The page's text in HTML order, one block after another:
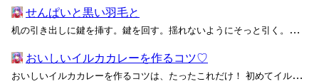
せんぱいと黒い羽毛と
机の引き出しに鍵を挿す。鍵を回す。揺れないようにそっと引く。八角形の黒いビスケット缶が、白いハンカチを下敷きにして真ん中に置かれている。息を止める。私はその缶を両手で挟むように少し持ち上げてから、ふと気配を感じて缶を置いた。ゆっくりと引き出しを奥に戻す。おそるおそる振り返る。誰も...
おいしいイルカカレーを作るコツ♡
おいしいイルカカレーを作るコツは、たったこれだけ！ 初めてイルカ肉を調理する人にありがちなのが、下処理の大切さを軽視した失敗です。知らないお肉を全て「鶏肉みたいな味」だと思う人もいますが、ミオグロビンは肉の色を決めると同時に―― 「先輩、野菜切り終わりましたけ、ど……うわ、く...